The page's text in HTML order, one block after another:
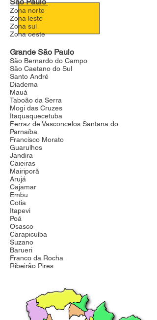
São Paulo
Zona norte
Zona leste
Zona sul
Zona oeste
Grande São Paulo
São Bernardo do Campo
São Caetano do Sul
Santo André
Diadema
Mauá
Taboão da Serra
Mogi das Cruzes
Itaquaquecetuba
Ferraz de Vasconcelos Santana do
Parnaíba
Francisco Morato
Guarulhos
Jandira
Caieiras
Mairiporã
Arujá
Cajamar
Embu
Cotia
Itapevi
Poá
Osasco
Carapicuíba
Suzano
Barueri
Franco da Rocha
Ribeirão Pires